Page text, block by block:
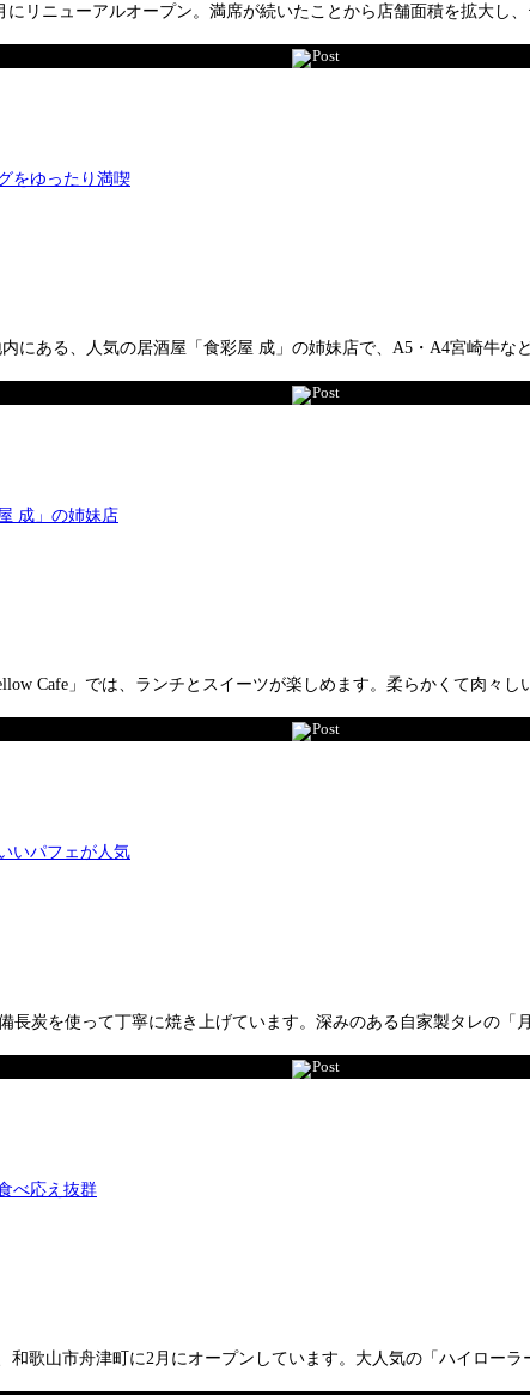
にリニューアルオープン。満席が続いたことから店舗面積を拡大し
Post
にある、人気の居酒屋「食彩屋 成」の姉妹店で、A5・A4宮崎牛
Post
Cafe」では、ランチとスイーツが楽しめます。柔らかくて肉々
Post
炭を使って丁寧に焼き上げています。深みのある自家製タレの「
Post
和歌山市舟津町に2月にオープンしています。大人気の「ハイロー